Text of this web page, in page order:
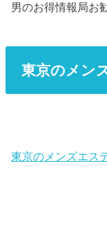
男のお得情報局
東京のメン
東京のメンズエス